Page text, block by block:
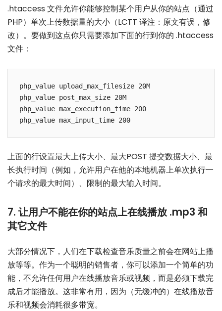
.htaccess 文件允许你能够控制某个用户从你的站点（通过
PHP）单次上传数据量的大小（LCTT 译注：原文有误，修
改）。要做到这点你只需要添加下面的行到你的 .htaccess
文件：
php_value upload_max_filesize 20M
php_value post_max_size 20M
php_value max_execution_time 200
上面的行设置最大上传大小、最大POST 提交数据大小、最
长执行时间（例如，允许用户在他的本地机器上单次执行一
个请求的最大时间）、限制的最大输入时间。
7. 让用户不能在你的站点上在线播放 .mp3 和
其它文件
大部分情况下，人们在下载检查音乐质量之前会在网站上播
放等等。作为一个聪明的销售者，你可以添加一个简单的功
能，不允许任何用户在线播放音乐或视频，而是必须下载完
成后才能播放。这非常有用，因为（无缓冲的）在线播放音
乐和视频会消耗很多带宽。